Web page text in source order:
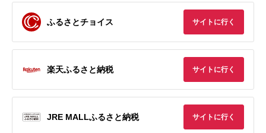
ふるさとチョイス サイトに行く
楽天ふるさと納税 サイトに行く
JRE MALLふるさと納税 サイトに行く